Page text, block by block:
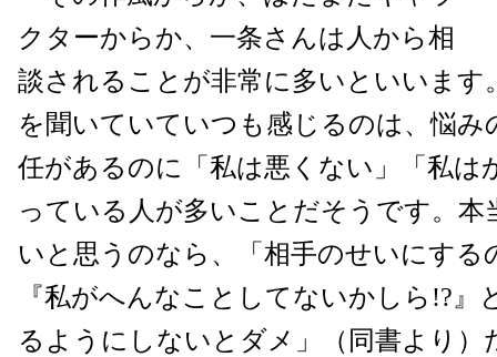
クターからか、一条さんは人から相
談されることが非常に多いといいます
を聞いていていつも感じるのは、悩み
任があるのに「私は悪くない」「私は
っている人が多いことだそうです。本
いと思うのなら、「相手のせいにする
『私がへんなことしてないかしら!?』
るようにしないとダメ」（同書より）